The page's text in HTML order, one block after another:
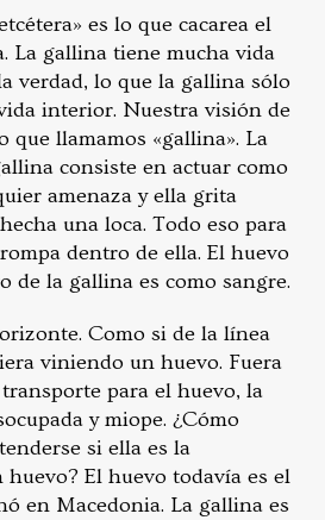
es lo que cacarea el
La gallina tiene mucha vida
verdad, lo que la gallina sólo
interior. Nuestra visión de
que llamamos «gallina». La
consiste en actuar como
amenaza y ella grita
una loca. Todo eso para
dentro de ella. El huevo
de la gallina es como sangre.
Como si de la línea
viniendo un huevo. Fuera
para el huevo, la
y miope. ¿Cómo
si ella es la
El huevo todavía es el
en Macedonia. La gallina es